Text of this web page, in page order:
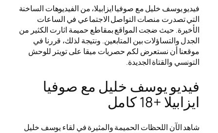
فيديو يوسف خليل مع صوفيا ايزابيلا، من الفيديوهات الساخنة
التي تصدرت منصات التواصل الاجتماعي في الساعات
الأخيرة. حيث ضجت المواقع بمقاطع حميمة اثارت الكثير من
الجدل والتساؤلات بين المتابعين. ونتيجة لذلك، قررنا في
موقعنا أن نستعرض لكم حصريات ميقا على تويتر للوحش
التونسي والقتاة الجديدة.
فيديو يوسف خليل مع صوفيا
ايزابيلا +18 كامل
شاهد الآن اللحظات الحميمة والمثيرة في لقاء يوسف خليل